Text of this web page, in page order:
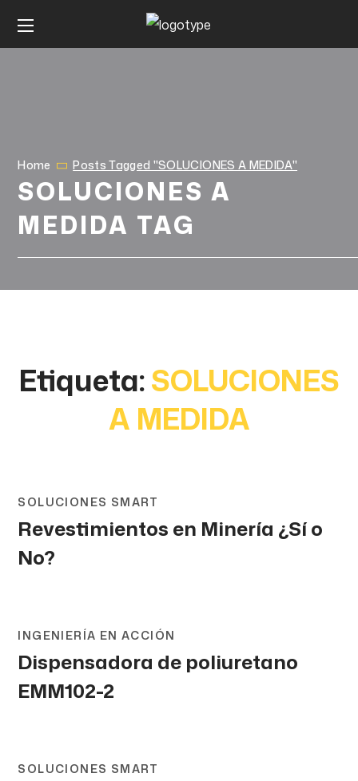
Home Posts Tagged "SOLUCIONES A MEDIDA"
SOLUCIONES A
MEDIDA TAG
Etiqueta:SOLUCIONES
A MEDIDA
SOLUCIONES SMART
Revestimientos en Minería ¿Sí o
No?
INGENIERÍA EN ACCIÓN
Dispensadora de poliuretano
EMM102-2
SOLUCIONES SMART